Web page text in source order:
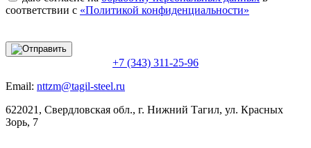
соответствии с «Политикой конфиденциальности»
+7 (343) 311-25-96
Email: nttzm@tagil-steel.ru
622021, Свердловская обл., г. Нижний Тагил, ул. Красных
Зорь, 7